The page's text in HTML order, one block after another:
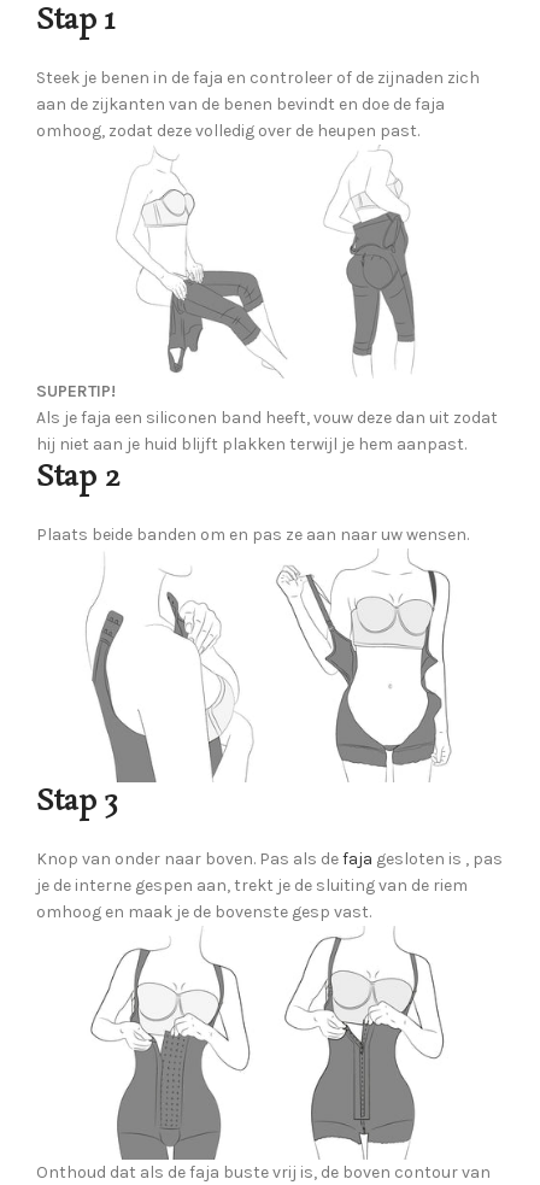
Stap 1
Steek je benen in de faja en controleer of de zijnaden zich
aan de zijkanten van de benen bevindt en doe de faja
omhoog, zodat deze volledig over de heupen past.
SUPERTIP!
Als je faja een siliconen band heeft, vouw deze dan uit zodat
hij niet aan je huid blijft plakken terwijl je hem aanpast.
Stap 2
Plaats beide banden om en pas ze aan naar uw wensen.
Stap 3
Knop van onder naar boven. Pas als defaja gesloten is , pas
je de interne gespen aan, trekt je de sluiting van de riem
omhoog en maak je de bovenste gesp vast.
Onthoud dat als de faja buste vrij is, de boven contour van